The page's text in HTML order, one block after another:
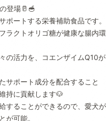
登場🥛🥣
ポートする栄養補助食品です。
ラクトオリゴ糖が健康な腸内環
の活力を、コエンザイムQ10が
サポート成分を配合すること
持に貢献します🐶
することができるので、愛犬が
が可能。